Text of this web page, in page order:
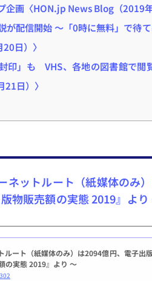
企画〈HON.jp News Blog（2019
が配信開始 ～「0時に無料」で待
日）〉
印」も VHS、各地の図書館で
日）〉
ネットルート（紙媒体のみ
物販売額の実態 2019』よ
ルート（紙媒体のみ）は2094億円、電子出
の実態 2019』より ～